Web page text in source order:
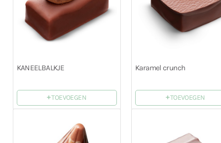
KANEELBALKJE
+TOEVOEGEN
Karamel crunch
+TOEVOEGEN